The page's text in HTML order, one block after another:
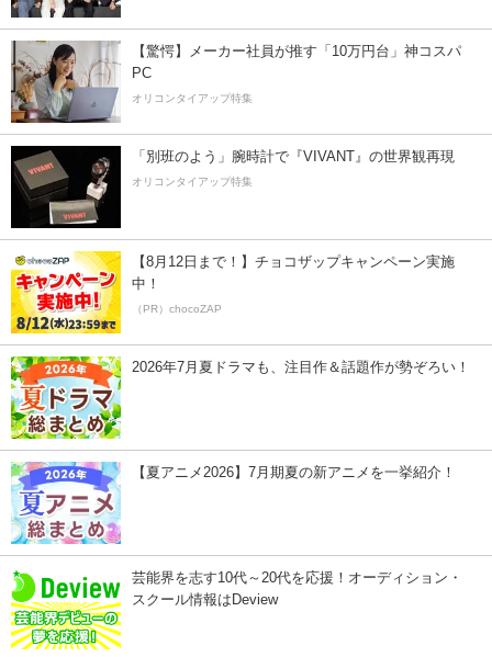
【驚愕】メーカー社員が推す「10万円台」神コスパ
PC
オリコンタイアップ特集
「別班のよう」腕時計で『VIVANT』の世界観再現
オリコンタイアップ特集
【8月12日まで！】チョコザップキャンペーン実施
中！
（PR）chocoZAP
2026年7月夏ドラマも、注目作＆話題作が勢ぞろい！
【夏アニメ2026】7月期夏の新アニメを一挙紹介！
芸能界を志す10代～20代を応援！オーディション・
スクール情報はDeview